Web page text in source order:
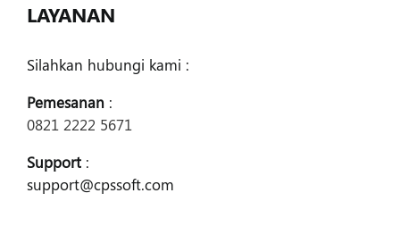
LAYANAN
Silahkan hubungi kami :
Pemesanan:
0821 2222 5671
Support:
support@cpssoft.com